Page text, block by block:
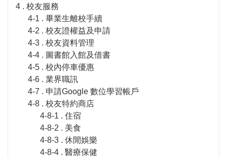
4 . 校友服務
4-1 . 畢業生離校手續
4-2 . 校友證權益及申請
4-3 . 校友資料管理
4-4 . 圖書館入館及借書
4-5 . 校內停車優惠
4-6 . 業界職訊
4-7 . 申請Google 數位學習帳戶
4-8 . 校友特約商店
4-8-1 . 住宿
4-8-2 . 美食
4-8-3 . 休閒娛樂
4-8-4 . 醫療保健